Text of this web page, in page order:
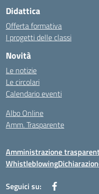
Didattica
Offerta formativa
I progetti delle classi
Novità
Le notizie
Le circolari
Calendario eventi
Albo Online
Amm. Trasparente
Amministrazione
Whistleblowing
Seguici su: